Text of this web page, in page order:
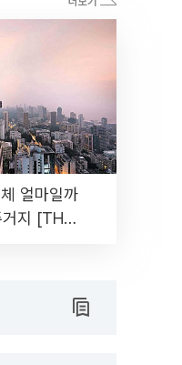
얼마일까
지 [THE